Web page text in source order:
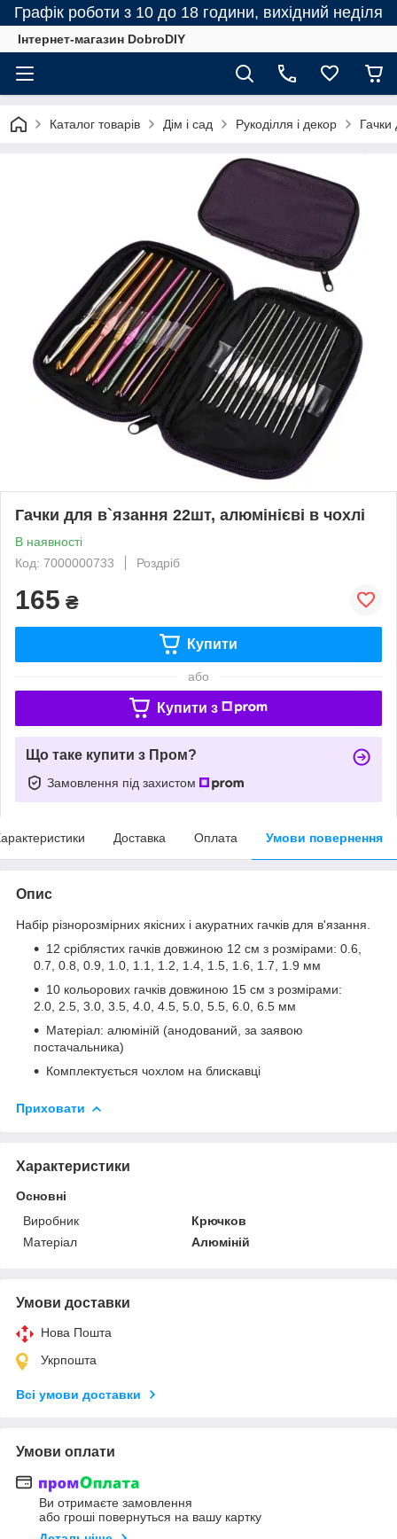
Графік роботи з 10 до 18 години, вихідний неділя
Інтернет-магазин DobroDIY
Каталог товарів Дім і сад Рукоділля і декор Гачки
Гачки для в`язання 22шт, алюмінієві в чохлі
В наявності
Код: 7000000733
Роздріб
165 ₴
Купити
або
Купити з
Що таке купити з Пром?
Замовлення під захистом
Доставка Оплата Умови повернення
Опис
Набір різнорозмірних якісних і акуратних гачків для в'язання.
12 сріблястих гачків довжиною 12 см з розмірами: 0.6,
0.7, 0.8, 0.9, 1.0, 1.1, 1.2, 1.4, 1.5, 1.6, 1.7, 1.9 мм
10 кольорових гачків довжиною 15 см з розмірами:
2.0, 2.5, 3.0, 3.5, 4.0, 4.5, 5.0, 5.5, 6.0, 6.5 мм
Матеріал: алюміній (анодований, за заявою
постачальника)
Комплектується чохлом на блискавці
Приховати
Характеристики
Основні
Виробник
Крючков
Матеріал
Алюміній
Умови доставки
Нова Пошта
Укрпошта
Всі умови доставки
Умови оплати
Ви отримаєте замовлення
або гроші повернуться на вашу картку